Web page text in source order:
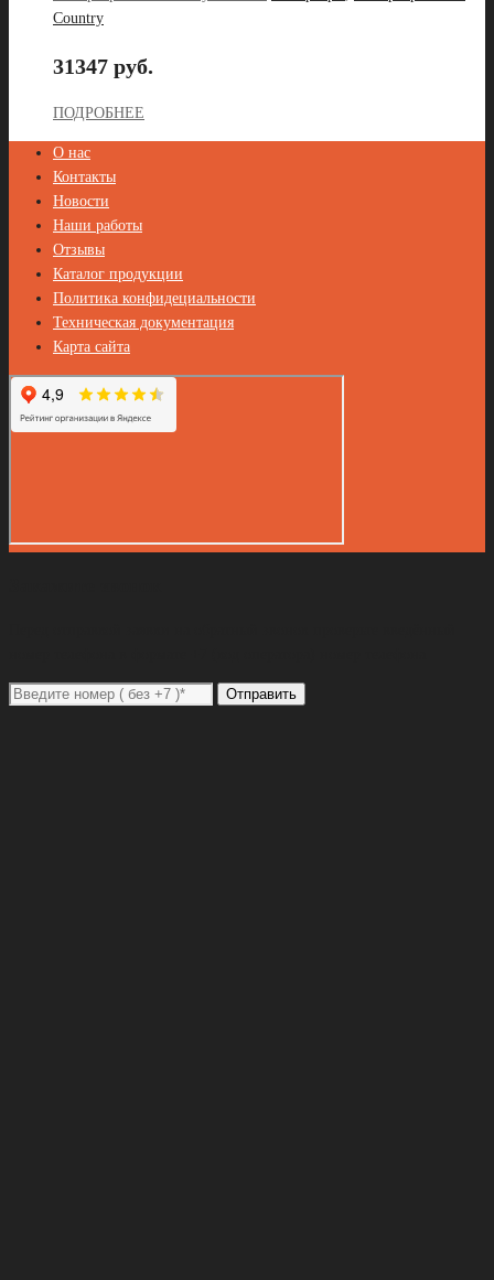
Country
31347 руб.
ПОДРОБНЕЕ
О нас
Контакты
Новости
Наши работы
Отзывы
Каталог продукции
Политика конфидециальности
Техническая документация
Карта сайта
Отправить